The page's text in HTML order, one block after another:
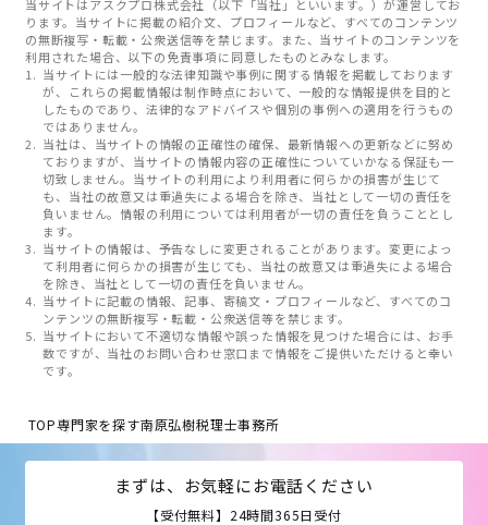
当サイトはアスクプロ株式会社（以下「当社」といいます。）が運営してお
ります。当サイトに掲載の紹介文、プロフィールなど、すべてのコンテンツ
の無断複写・転載・公衆送信等を禁じます。また、当サイトのコンテンツを
利用された場合、以下の免責事項に同意したものとみなします。
当サイトには一般的な法律知識や事例に関する情報を掲載しております
が、これらの掲載情報は制作時点において、一般的な情報提供を目的と
したものであり、法律的なアドバイスや個別の事例への適用を行うもの
ではありません。
当社は、当サイトの情報の正確性の確保、最新情報への更新などに努め
ておりますが、当サイトの情報内容の正確性についていかなる保証も一
切致しません。当サイトの利用により利用者に何らかの損害が生じて
も、当社の故意又は重過失による場合を除き、当社として一切の責任を
負いません。情報の利用については利用者が一切の責任を負うこととし
ます。
当サイトの情報は、予告なしに変更されることがあります。変更によっ
て利用者に何らかの損害が生じても、当社の故意又は重過失による場合
を除き、当社として一切の責任を負いません。
当サイトに記載の情報、記事、寄稿文・プロフィールなど、すべてのコ
ンテンツの無断複写・転載・公衆送信等を禁じます。
当サイトにおいて不適切な情報や誤った情報を見つけた場合には、お手
数ですが、当社のお問い合わせ窓口まで情報をご提供いただけると幸い
です。
TOP専門家を探す南原弘樹税理士事務所
まずは、お気軽にお電話ください
【受付無料】24時間365日受付